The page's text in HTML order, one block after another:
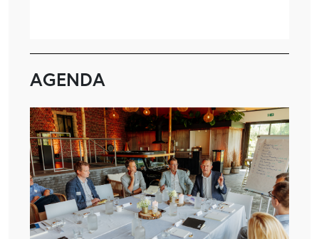
AGENDA